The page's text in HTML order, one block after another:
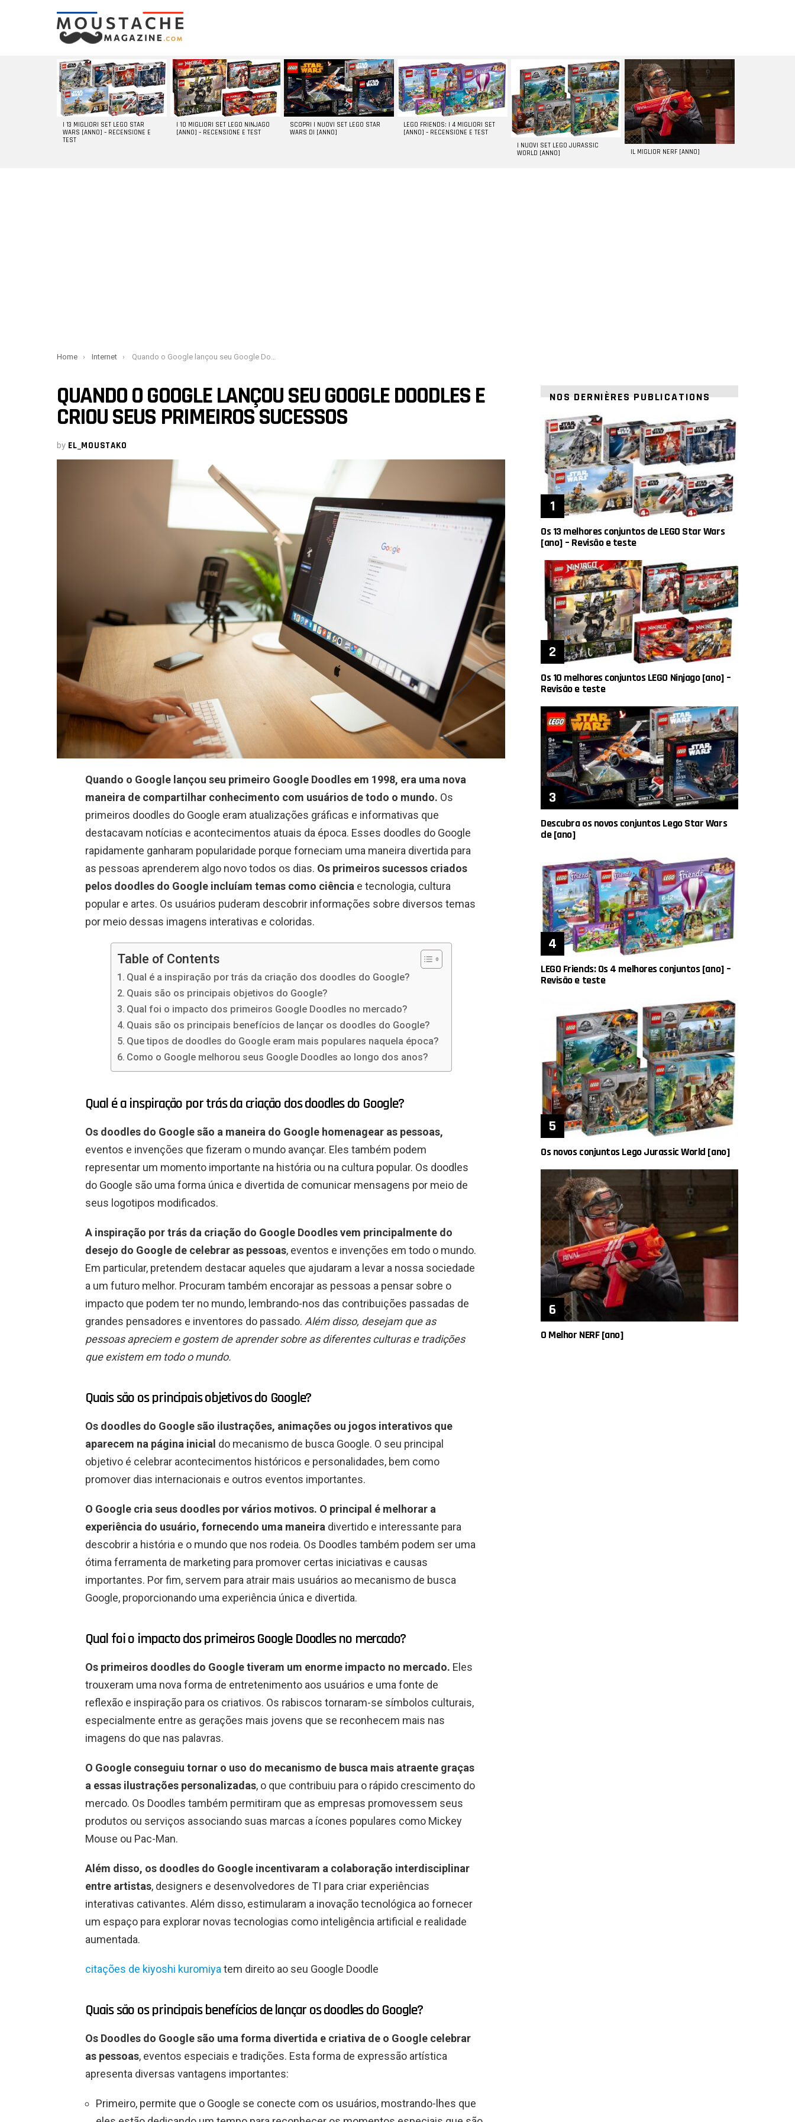
LATEST
STORIES
I 13 MIGLIORI SET LEGO STAR
WARS [ANNO] – RECENSIONE E
TEST
I 10 MIGLIORI SET LEGO NINJAGO
[ANNO] – RECENSIONE E TEST
SCOPRI I NUOVI SET LEGO STAR
WARS DI [ANNO]
LEGO FRIENDS: I 4 MIGLIORI SET
[ANNO] – RECENSIONE E TEST
I NUOVI SET LEGO JURASSIC
WORLD [ANNO]
IL MIGLIOR NERF [ANNO]
You are here:
Home Internet Quando o Google lançou seu Google Doodles e criou seus primeiros sucessos
QUANDO O GOOGLE LANÇOU SEU GOOGLE DOODLES E
CRIOU SEUS PRIMEIROS SUCESSOS
by EL_MOUSTAKO
Quando o Google lançou seu primeiro Google Doodles em 1998, era uma nova
maneira de compartilhar conhecimento com usuários de todo o mundo. Os
primeiros doodles do Google eram atualizações gráficas e informativas que
destacavam notícias e acontecimentos atuais da época. Esses doodles do Google
rapidamente ganharam popularidade porque forneciam uma maneira divertida para
as pessoas aprenderem algo novo todos os dias. Os primeiros sucessos criados
pelos doodles do Google incluíam temas como ciência e tecnologia, cultura
popular e artes. Os usuários puderam descobrir informações sobre diversos temas
por meio dessas imagens interativas e coloridas.
Table of Contents
Qual é a inspiração por trás da criação dos doodles do Google?
Quais são os principais objetivos do Google?
Qual foi o impacto dos primeiros Google Doodles no mercado?
Quais são os principais benefícios de lançar os doodles do Google?
Que tipos de doodles do Google eram mais populares naquela época?
Como o Google melhorou seus Google Doodles ao longo dos anos?
Qual é a inspiração por trás da criação dos doodles do Google?
Os doodles do Google são a maneira do Google homenagear as pessoas,
eventos e invenções que fizeram o mundo avançar. Eles também podem
representar um momento importante na história ou na cultura popular. Os doodles
do Google são uma forma única e divertida de comunicar mensagens por meio de
seus logotipos modificados.
A inspiração por trás da criação do Google Doodles vem principalmente do
desejo do Google de celebrar as pessoas, eventos e invenções em todo o mundo.
Em particular, pretendem destacar aqueles que ajudaram a levar a nossa sociedade
a um futuro melhor. Procuram também encorajar as pessoas a pensar sobre o
impacto que podem ter no mundo, lembrando-nos das contribuições passadas de
grandes pensadores e inventores do passado. Além disso, desejam que as
pessoas apreciem e gostem de aprender sobre as diferentes culturas e tradições
que existem em todo o mundo.
Quais são os principais objetivos do Google?
Os doodles do Google são ilustrações, animações ou jogos interativos que
aparecem na página inicial do mecanismo de busca Google. O seu principal
objetivo é celebrar acontecimentos históricos e personalidades, bem como
promover dias internacionais e outros eventos importantes.
O Google cria seus doodles por vários motivos. O principal é melhorar a
experiência do usuário, fornecendo uma maneira divertido e interessante para
descobrir a história e o mundo que nos rodeia. Os Doodles também podem ser uma
ótima ferramenta de marketing para promover certas iniciativas e causas
importantes. Por fim, servem para atrair mais usuários ao mecanismo de busca
Google, proporcionando uma experiência única e divertida.
Qual foi o impacto dos primeiros Google Doodles no mercado?
Os primeiros doodles do Google tiveram um enorme impacto no mercado. Eles
trouxeram uma nova forma de entretenimento aos usuários e uma fonte de
reflexão e inspiração para os criativos. Os rabiscos tornaram-se símbolos culturais,
especialmente entre as gerações mais jovens que se reconhecem mais nas
imagens do que nas palavras.
O Google conseguiu tornar o uso do mecanismo de busca mais atraente graças
a essas ilustrações personalizadas, o que contribuiu para o rápido crescimento do
mercado. Os Doodles também permitiram que as empresas promovessem seus
produtos ou serviços associando suas marcas a ícones populares como Mickey
Mouse ou Pac-Man.
Além disso, os doodles do Google incentivaram a colaboração interdisciplinar
entre artistas, designers e desenvolvedores de TI para criar experiências
interativas cativantes. Além disso, estimularam a inovação tecnológica ao fornecer
um espaço para explorar novas tecnologias como inteligência artificial e realidade
aumentada.
citações de kiyoshi kuromiya tem direito ao seu Google Doodle
Quais são os principais benefícios de lançar os doodles do Google?
Os Doodles do Google são uma forma divertida e criativa de o Google celebrar
as pessoas, eventos especiais e tradições. Esta forma de expressão artística
apresenta diversas vantagens importantes:
Primeiro, permite que o Google se conecte com os usuários, mostrando-lhes que
NOS DERNIÈRES PUBLICATIONS
Os 13 melhores conjuntos de LEGO Star Wars
[ano] – Revisão e teste
Os 10 melhores conjuntos LEGO Ninjago [ano] –
Revisão e teste
Descubra os novos conjuntos Lego Star Wars
de [ano]
LEGO Friends: Os 4 melhores conjuntos [ano] –
Revisão e teste
Os novos conjuntos Lego Jurassic World [ano]
O Melhor NERF [ano]